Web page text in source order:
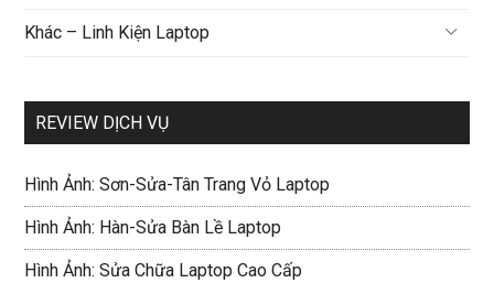
Khác – Linh Kiện Laptop
REVIEW DỊCH VỤ
Hình Ảnh: Sơn-Sửa-Tân Trang Vỏ Laptop
Hình Ảnh: Hàn-Sửa Bàn Lề Laptop
Hình Ảnh: Sửa Chữa Laptop Cao Cấp